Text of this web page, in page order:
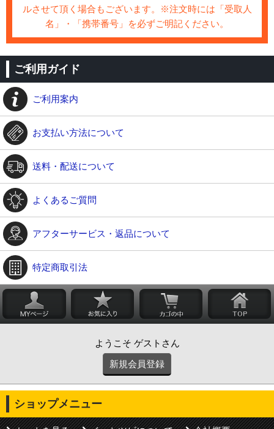
ルさせて頂く場合もございます。※注文時には「受取人
名」・「携帯番号」を必ずご明記ください。
ご利用ガイド
ご利用案内
お支払い方法について
送料・配送について
よくあるご質問
アフターサービス・返品について
特定商取引法
ようこそ ゲストさん
新規会員登録
ショップメニュー